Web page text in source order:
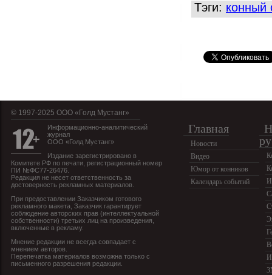
Тэги: конный
© 1997-2025 OOO «Голд Мустанг»
Информационно-аналитический
журнал
ООО «Голд Мустанг»
Издание зарегистрировано в
Комитете РФ по печати, регистрационный номер
ПИ №ФС77-26476.
Редакция не несет ответственность за
достоверность рекламных материалов.
При предоставлении Заказчиком готового
рекламного макета, Заказчик гарантирует
соблюдение авторских прав (интеллектуальной
собственности) третьих лиц на произведения,
включенные в рекламу.
Мнение редакции не всегда совпадает с
мнением авторов.
Перепечатка материалов возможна только с
письменного разрешения редакции.
Главная
Новости
Видео
Юмор от конников
Календарь событий